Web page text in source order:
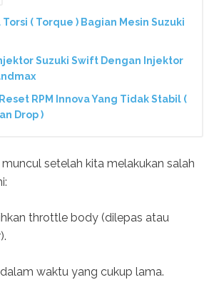
( Torque ) Bagian Mesin Suzuki
Suzuki Swift Dengan Injektor
RPM Innova Yang Tidak Stabil (
Drop )
setelah kita melakukan salah
throttle body (dilepas atau
waktu yang cukup lama.